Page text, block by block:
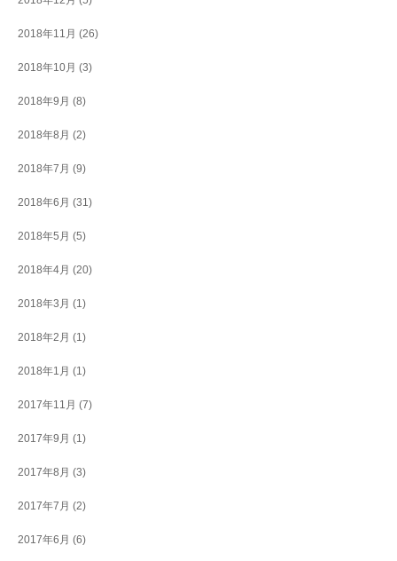
2018年11月 (26)
2018年10月 (3)
2018年9月 (8)
2018年8月 (2)
2018年7月 (9)
2018年6月 (31)
2018年5月 (5)
2018年4月 (20)
2018年3月 (1)
2018年2月 (1)
2018年1月 (1)
2017年11月 (7)
2017年9月 (1)
2017年8月 (3)
2017年7月 (2)
2017年6月 (6)